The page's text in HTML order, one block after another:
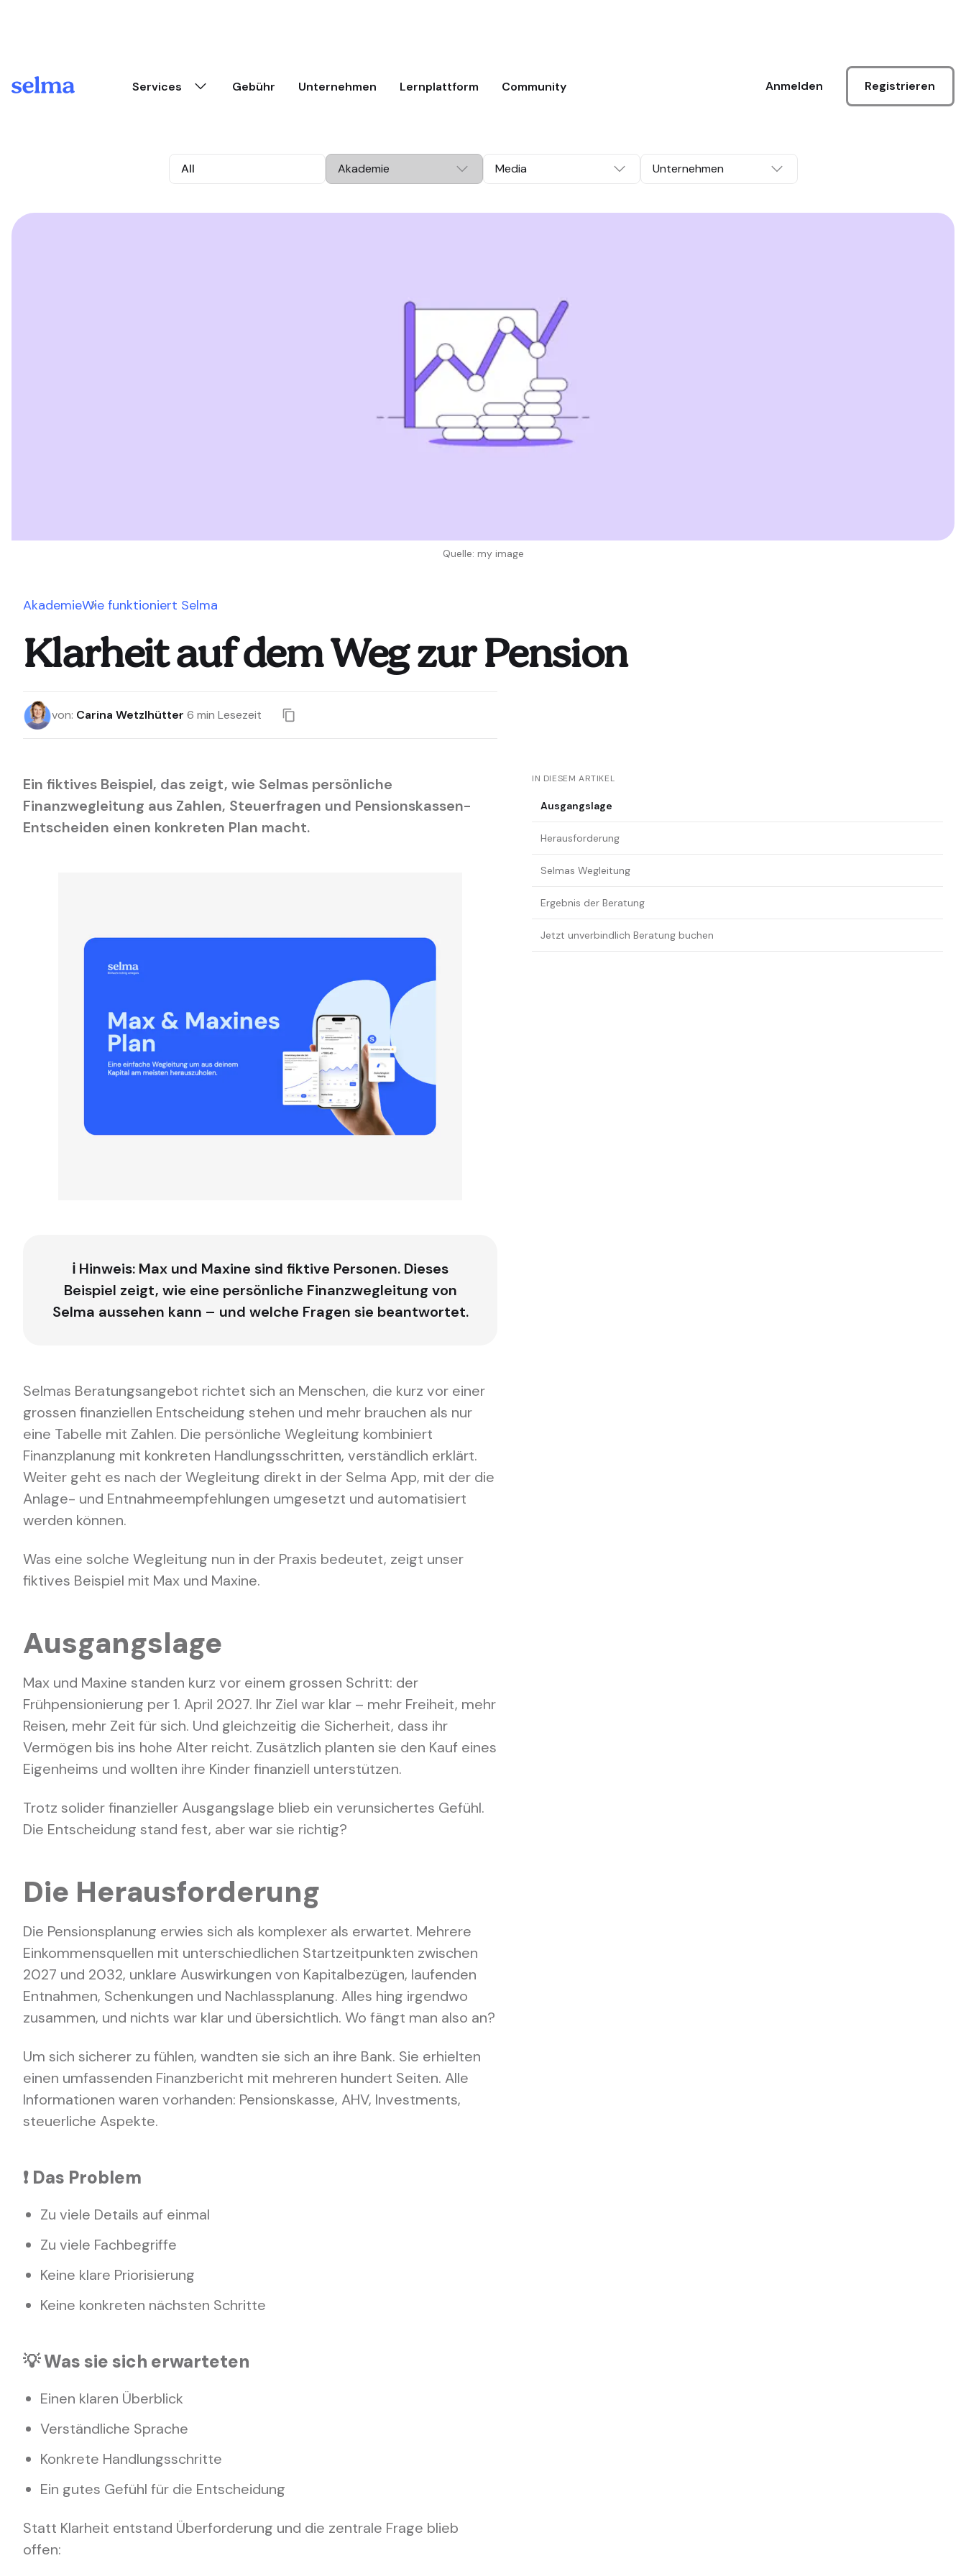
Services Gebühr Unternehmen Lernplattform Community Registrieren
Anmelden
All Akademie Media Unternehmen
Quelle: my image
AkademieWie funktioniert Selma
Klarheit auf dem Weg zur Pension
von: Carina Wetzlhütter 6 min Lesezeit
IN DIESEM ARTIKEL
Ausgangslage
Herausforderung
Selmas Wegleitung
Ergebnis der Beratung
Jetzt unverbindlich Beratung buchen
Ein fiktives Beispiel, das zeigt, wie Selmas persönliche
Finanzwegleitung aus Zahlen, Steuerfragen und Pensionskassen-
Entscheiden einen konkreten Plan macht.
ℹ️ Hinweis: Max und Maxine sind fiktive Personen. Dieses
Beispiel zeigt, wie eine persönliche Finanzwegleitung von
Selma aussehen kann – und welche Fragen sie beantwortet.
Selmas Beratungsangebot richtet sich an Menschen, die kurz vor einer
grossen finanziellen Entscheidung stehen und mehr brauchen als nur
eine Tabelle mit Zahlen. Die persönliche Wegleitung kombiniert
Finanzplanung mit konkreten Handlungsschritten, verständlich erklärt.
Weiter geht es nach der Wegleitung direkt in der Selma App, mit der die
Anlage- und Entnahmeempfehlungen umgesetzt und automatisiert
werden können.
Was eine solche Wegleitung nun in der Praxis bedeutet, zeigt unser
fiktives Beispiel mit Max und Maxine.
Ausgangslage
Max und Maxine standen kurz vor einem grossen Schritt: der
Frühpensionierung per 1. April 2027. Ihr Ziel war klar – mehr Freiheit, mehr
Reisen, mehr Zeit für sich. Und gleichzeitig die Sicherheit, dass ihr
Vermögen bis ins hohe Alter reicht. Zusätzlich planten sie den Kauf eines
Eigenheims und wollten ihre Kinder finanziell unterstützen.
Trotz solider finanzieller Ausgangslage blieb ein verunsichertes Gefühl.
Die Entscheidung stand fest, aber war sie richtig?
Die Herausforderung
Die Pensionsplanung erwies sich als komplexer als erwartet. Mehrere
Einkommensquellen mit unterschiedlichen Startzeitpunkten zwischen
2027 und 2032, unklare Auswirkungen von Kapitalbezügen, laufenden
Entnahmen, Schenkungen und Nachlassplanung. Alles hing irgendwo
zusammen, und nichts war klar und übersichtlich. Wo fängt man also an?
Um sich sicherer zu fühlen, wandten sie sich an ihre Bank. Sie erhielten
einen umfassenden Finanzbericht mit mehreren hundert Seiten. Alle
Informationen waren vorhanden: Pensionskasse, AHV, Investments,
steuerliche Aspekte.
❗️ Das Problem
Zu viele Details auf einmal
Zu viele Fachbegriffe
Keine klare Priorisierung
Keine konkreten nächsten Schritte
💡 Was sie sich erwarteten
Einen klaren Überblick
Verständliche Sprache
Konkrete Handlungsschritte
Ein gutes Gefühl für die Entscheidung
Statt Klarheit entstand Überforderung und die zentrale Frage blieb
offen: